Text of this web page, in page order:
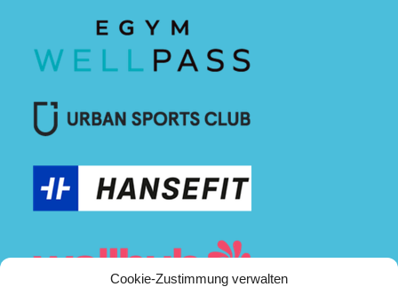
Cookie-Zustimmung verwalten